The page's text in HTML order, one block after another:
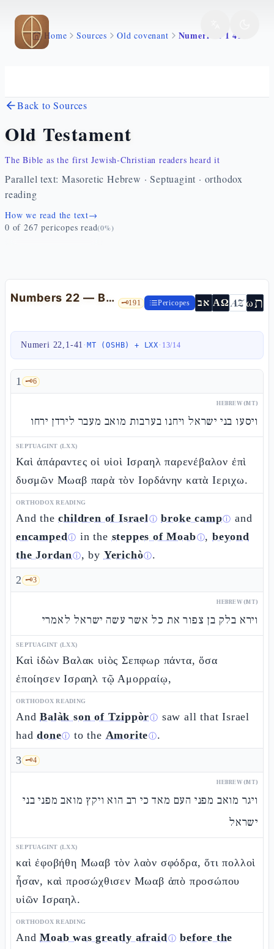
Skip to main content
Home Sources Old covenant Numeri 22 1 41
Back to Sources
Old Testament
The Bible as the first Jewish-Christian readers heard it
Parallel text: Masoretic Hebrew · Septuagint · orthodox
reading
How we read the text→
0 of 267 pericopes read(0%)
Numbers 22 — Balaam, the donkey, and the "satàn office" of the malʾàkh 🗝️191 Pericopes אב ΑΩ AZωת
Numeri 22,1-41 ·MT (OSHB) + LXX· 13/14
1 🗝️6
HEBREW (MT)
ויסעו בני ישראל ויחנו בערבות מואב מעבר לירדן ירחו
SEPTUAGINT (LXX)
Καὶ ἀπάραντες οἱ υἱοὶ Ισραηλ παρενέβαλον ἐπὶ
δυσμῶν Μωαβ παρὰ τὸν Ιορδάνην κατὰ Ιεριχω.
ORTHODOX READING
And thechildren of Israelⓘ broke campⓘ and
encampedⓘ in the steppes of Moabⓘ,beyond
the Jordanⓘ, by Yerichòⓘ.
2 🗝️3
HEBREW (MT)
וירא בלק בן צפור את כל אשר עשה ישראל לאמרי
SEPTUAGINT (LXX)
Καὶ ἰδὼν Βαλακ υἱὸς Σεπφωρ πάντα, ὅσα
ἐποίησεν Ισραηλ τῷ Αμορραίῳ,
ORTHODOX READING
AndBalàk son of Tzippòrⓘ saw all that Israel
haddoneⓘ to the Amoriteⓘ.
3 🗝️4
HEBREW (MT)
ויגר מואב מפני העם מאד כי רב הוא ויקץ מואב מפני בני
ישראל
SEPTUAGINT (LXX)
καὶ ἐφοβήθη Μωαβ τὸν λαὸν σφόδρα, ὅτι πολλοὶ
ἦσαν, καὶ προσώχθισεν Μωαβ ἀπὸ προσώπου
υἱῶν Ισραηλ.
ORTHODOX READING
AndMoab was greatly afraidⓘ before the